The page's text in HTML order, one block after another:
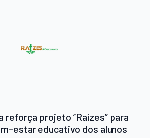
reforça projeto “Raízes” para
estar educativo dos alunos